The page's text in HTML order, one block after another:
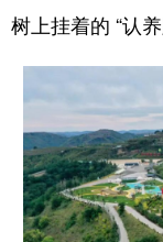
树上挂着的 “认